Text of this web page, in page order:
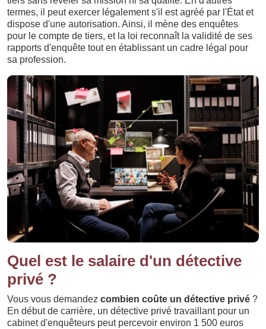
termes, il peut exercer légalement s'il est agréé par l'État et
dispose d'une autorisation. Ainsi, il mène des enquêtes
pour le compte de tiers, et la loi reconnaît la validité de ses
rapports d'enquête tout en établissant un cadre légal pour
sa profession.
Quel est le salaire d'un détective
privé ?
Vous vous demandez combien coûte un détective privé ?
En début de carrière, un détective privé travaillant pour un
cabinet d'enquêteurs peut percevoir environ 1 500 euros